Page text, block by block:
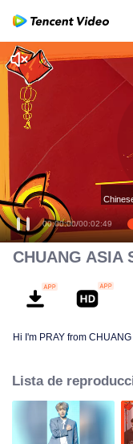
00:00:00/00:02:49
CHUANG ASIA
Hi I'm PRAY from
Lista de